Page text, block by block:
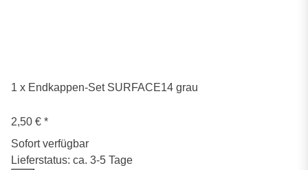
1 x Endkappen-Set SURFACE14 grau
2,50 € *
Sofort verfügbar
Lieferstatus: ca. 3-5 Tage